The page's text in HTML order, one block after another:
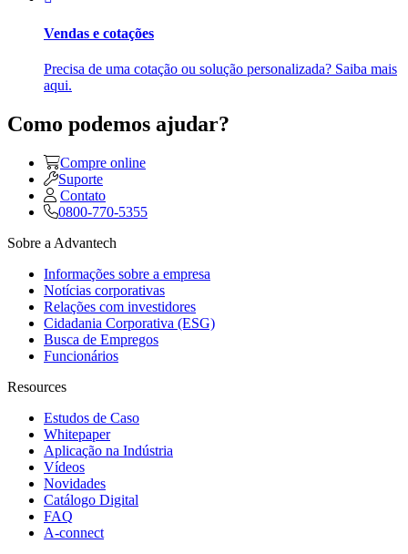
Vendas e cotações
Precisa de uma cotação ou solução personalizada? Saiba mais
aqui.
Como podemos ajudar?
Compre online
Suporte
Contato
0800-770-5355
Sobre a Advantech
Informações sobre a empresa
Notícias corporativas
Relações com investidores
Cidadania Corporativa (ESG)
Busca de Empregos
Funcionários
Resources
Estudos de Caso
Whitepaper
Aplicação na Indústria
Vídeos
Novidades
Catálogo Digital
FAQ
A-connect